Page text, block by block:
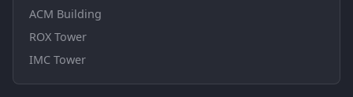
ACM Building
ROX Tower
IMC Tower